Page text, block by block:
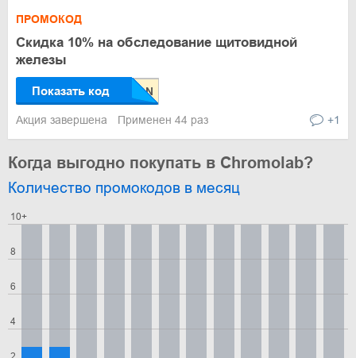
ПРОМОКОД
Скидка 10% на обследование щитовидной
железы
Показать код
Акция завершена Применен 44 раз +1
Когда выгодно покупать в Chromolab?
Количество промокодов в месяц
4
6
8
10+